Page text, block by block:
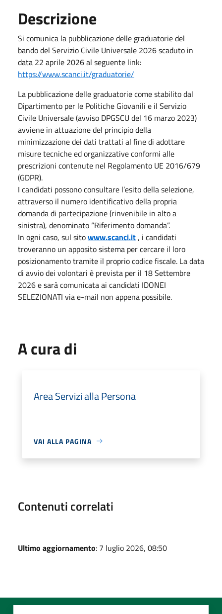
Descrizione
Si comunica la pubblicazione delle graduatorie del
bando del Servizio Civile Universale 2026 scaduto in
data 22 aprile 2026 al seguente link:
https://www.scanci.it/graduatorie/
La pubblicazione delle graduatorie come stabilito dal
Dipartimento per le Politiche Giovanili e il Servizio
Civile Universale (avviso DPGSCU del 16 marzo 2023)
avviene in attuazione del principio della
minimizzazione dei dati trattati al fine di adottare
misure tecniche ed organizzative conformi alle
prescrizioni contenute nel Regolamento UE 2016/679
(GDPR).
I candidati possono consultare l’esito della selezione,
attraverso il numero identificativo della propria
domanda di partecipazione (rinvenibile in alto a
sinistra), denominato “Riferimento domanda”.
In ogni caso, sul sitowww.scanci.it , i candidati
troveranno un apposito sistema per cercare il loro
posizionamento tramite il proprio codice fiscale. La data
di avvio dei volontari è prevista per il 18 Settembre
2026 e sarà comunicata ai candidati IDONEI
SELEZIONATI via e-mail non appena possibile.
A cura di
Area Servizi alla Persona
VAI ALLA PAGINA
Contenuti correlati
Ultimo aggiornamento: 7 luglio 2026, 08:50